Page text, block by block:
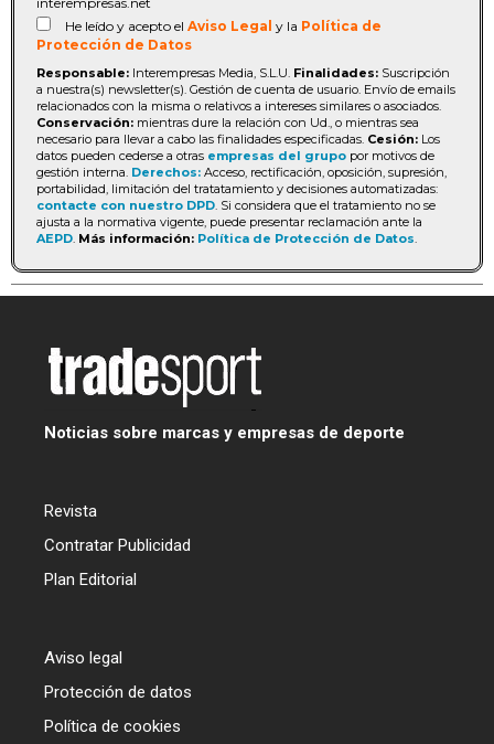
He leído y acepto el Aviso Legal y la Política de
Protección de Datos
Responsable: Interempresas Media, S.L.U. Finalidades: Suscripción
a nuestra(s) newsletter(s). Gestión de cuenta de usuario. Envío de emails
relacionados con la misma o relativos a intereses similares o asociados.
Conservación: mientras dure la relación con Ud., o mientras sea
necesario para llevar a cabo las finalidades especificadas. Cesión: Los
datos pueden cederse a otras empresas del grupo por motivos de
gestión interna. Derechos: Acceso, rectificación, oposición, supresión,
portabilidad, limitación del tratatamiento y decisiones automatizadas:
contacte con nuestro DPD . Si considera que el tratamiento no se
ajusta a la normativa vigente, puede presentar reclamación ante la
AEPD Más información: Política de Protección de Datos
Noticias sobre marcas y empresas de deporte
Revista
Contratar Publicidad
Plan Editorial
Aviso legal
Protección de datos
Política de cookies